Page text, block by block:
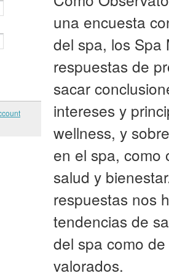
una encuesta
del spa, los Spa
respuestas de
sacar
intereses y
wellness, y
en el spa, como
salud y
respuestas nos
tendencias de
del spa como
valorados.